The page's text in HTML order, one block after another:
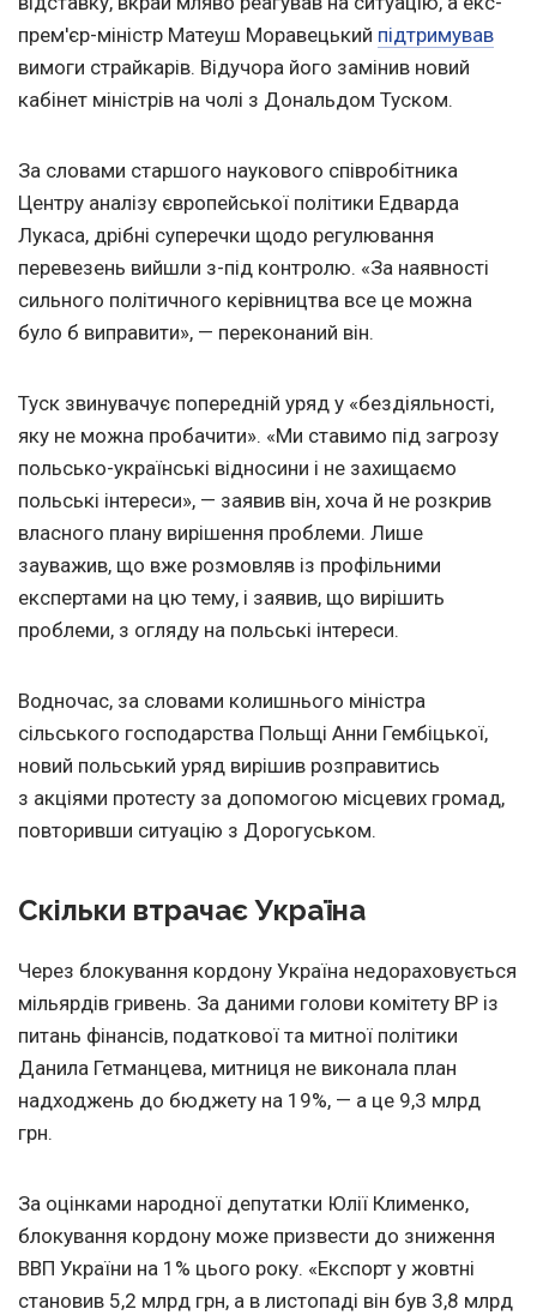
прем'єр-міністр Матеуш Моравецький підтримував
вимоги страйкарів. Відучора його замінив новий
кабінет міністрів на чолі з Дональдом Туском.
За словами старшого наукового співробітника
Центру аналізу європейської політики Едварда
Лукаса, дрібні суперечки щодо регулювання
перевезень вийшли з-під контролю. «За наявності
сильного політичного керівництва все це можна
було б виправити», — переконаний він.
Туск звинувачує попередній уряд у «бездіяльності,
яку не можна пробачити». «Ми ставимо під загрозу
польсько-українські відносини і не захищаємо
польські інтереси», — заявив він, хоча й не розкрив
власного плану вирішення проблеми. Лише
зауважив, що вже розмовляв із профільними
експертами на цю тему, і заявив, що вирішить
проблеми, з огляду на польські інтереси.
Водночас, за словами колишнього міністра
сільського господарства Польщі Анни Гембіцької,
новий польський уряд вирішив розправитись
з акціями протесту за допомогою місцевих громад,
повторивши ситуацію з Дорогуськом.
Скільки втрачає Україна
Через блокування кордону Україна недораховується
мільярдів гривень. За даними голови комітету ВР із
питань фінансів, податкової та митної політики
Данила Гетманцева, митниця не виконала план
надходжень до бюджету на 19%, — а це 9,3 млрд
грн.
За оцінками народної депутатки Юлії Клименко,
блокування кордону може призвести до зниження
ВВП України на 1% цього року. «Експорт у жовтні
становив 5,2 млрд грн, а в листопаді він був 3,8 млрд